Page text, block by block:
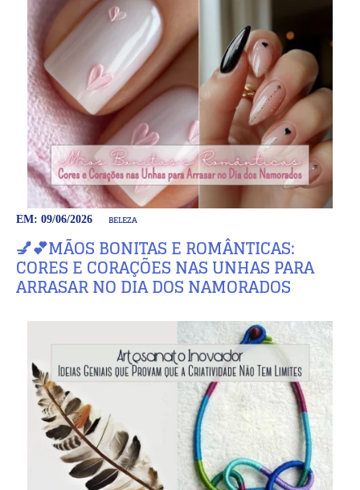
EM: 09/06/2026 BELEZA
💅💕MÃOS BONITAS E ROMÂNTICAS:
CORES E CORAÇÕES NAS UNHAS PARA
ARRASAR NO DIA DOS NAMORADOS